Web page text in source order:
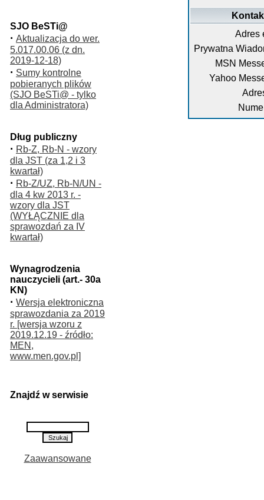
SJO BeSTi@
· Aktualizacja do wer.
5.017.00.06 (z dn.
2019-12-18)
· Sumy kontrolne
pobieranych plików
(SJO BeSTi@ - tylko
dla Administratora)
Dług publiczny
· Rb-Z, Rb-N - wzory
dla JST (za 1,2 i 3
kwartał)
· Rb-Z/UZ, Rb-N/UN -
dla 4 kw 2013 r. -
wzory dla JST
(WYŁĄCZNIE dla
sprawozdań za IV
kwartał)
Wynagrodzenia
nauczycieli (art.- 30a
KN)
· Wersja elektroniczna
sprawozdania za 2019
r. [wersja wzoru z
2019.12.19 - źródło:
MEN,
www.men.gov.pl]
Znajdź w serwisie
Zaawansowane
Adres
Prywatna
MSN
Yahoo